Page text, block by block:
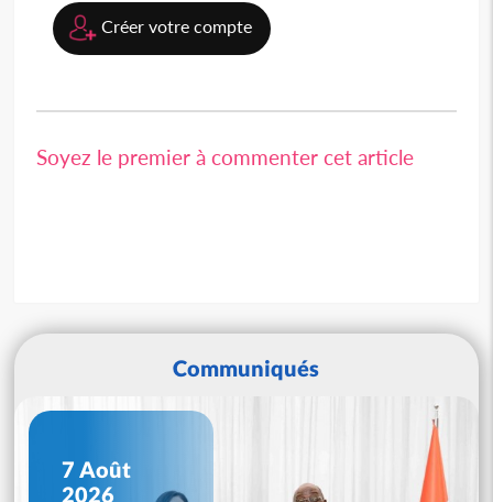
Créer votre compte
Soyez le premier à commenter cet article
Communiqués
7 Août
2026